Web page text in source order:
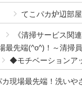
てこパカ炉辺部屋
《清掃サービス関連
最先端(^o^)！～清掃
◆モチベーションア
現場最先端！洗いや